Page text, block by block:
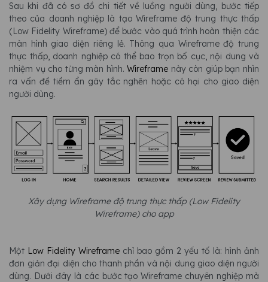
Sau khi đã có sơ đồ chi tiết về luồng người dùng, bước tiếp
theo của doanh nghiệp là tạo Wireframe độ trung thực thấp
(Low Fidelity Wireframe) để bước vào quá trình hoàn thiện các
màn hình giao diện riêng lẻ. Thông qua Wireframe độ trung
thực thấp, doanh nghiệp có thể bao trọn bố cục, nội dung và
nhiệm vụ cho từng màn hình.Wireframe này còn giúp bạn nhìn
ra vấn đề tiềm ẩn gây tắc nghẽn hoặc có hại cho giao diện
người dùng.
Xây dựng Wireframe độ trung thực thấp (Low Fidelity
Wireframe) cho app
Một Low Fidelity Wireframe chỉ bao gồm 2 yếu tố là: hình ảnh
đơn giản đại diện cho thanh phần và nội dung giao diện người
dùng. Dưới đây là các bước tạo Wireframe chuyên nghiệp mà